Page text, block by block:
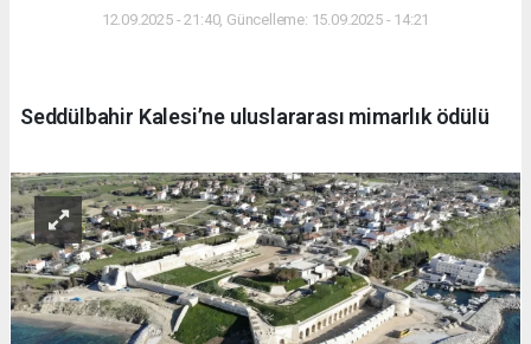
12.09.2025 - 21:40, Güncelleme: 15.09.2025 - 14:21
Seddülbahir Kalesi’ne uluslararası mimarlık ödülü